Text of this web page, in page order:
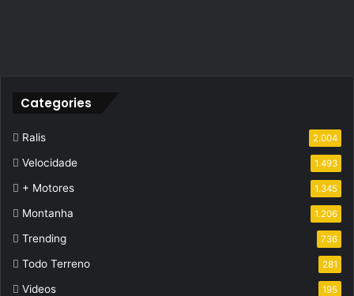
Categories
Ralis 2.004
Velocidade 1.493
+ Motores 1.345
Montanha 1.206
Trending 736
Todo Terreno 281
Videos 195